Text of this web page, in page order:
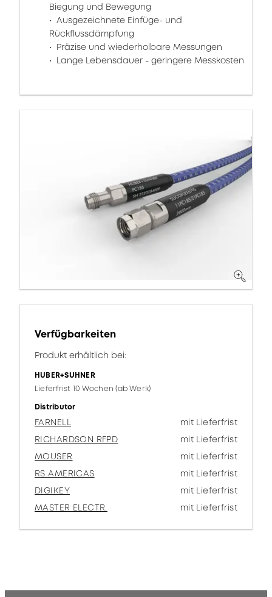
Biegung und Bewegung
Ausgezeichnete Einfüge- und
Rückflussdämpfung
Präzise und wiederholbare Messungen
Lange Lebensdauer - geringere Messkosten
Verfügbarkeiten
Produkt erhältlich bei:
HUBER+SUHNER
Lieferfrist 10 Wochen (ab Werk)
Distributor
FARNELL
mit Lieferfrist
RICHARDSON RFPD
mit Lieferfrist
MOUSER
mit Lieferfrist
RS AMERICAS
mit Lieferfrist
DIGIKEY
mit Lieferfrist
MASTER ELECTR.
mit Lieferfrist